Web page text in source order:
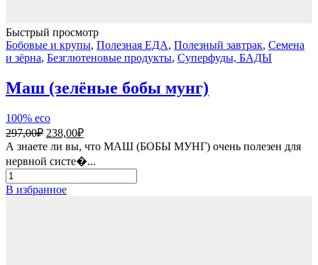
Быстрый просмотр
Бобовые и крупы, Полезная ЕДА, Полезный завтрак, Семена
и зёрна, Безглютеновые продукты, Суперфуды, БАДЫ
Маш (зелёные бобы мунг)
100% eco
297,00₽ Первоначальная
цена
составляла
297,00₽.
238,00₽Текущая
цена:
238,00₽.
А знаете ли вы, что МАШ (БОБЫ МУНГ) очень полезен для
нервной систе�...
Количество
товара
В избранное